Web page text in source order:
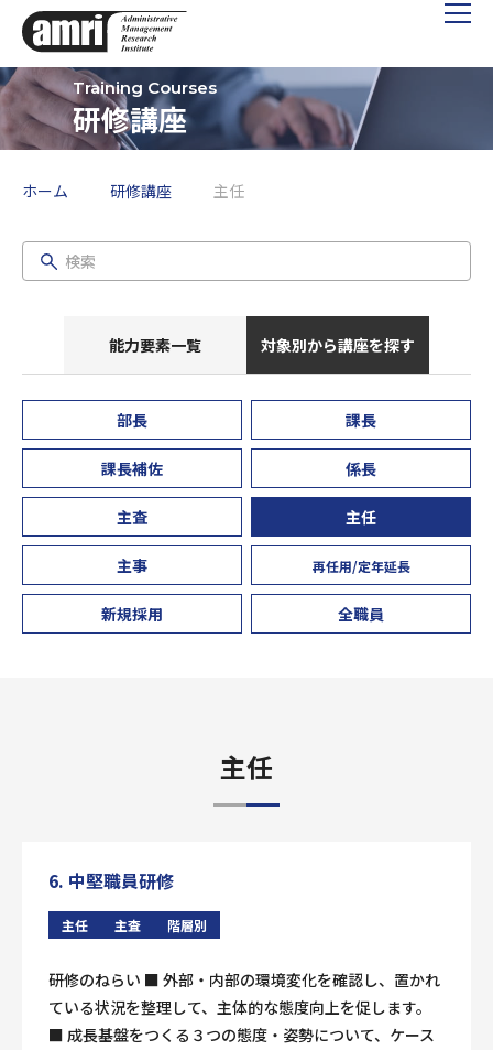
研修講座
ホーム 研修講座 主任
能力要素一覧 対象別から講座を探す
部長 課長
課長補佐 係長
主査 主任
主事 再任用/定年延長
新規採用 全職員
主任
6. 中堅職員研修
主任 主査 階層別
研修のねらい ■ 外部・内部の環境変化を確認し、置かれ
ている状況を整理して、主体的な態度向上を促します。
■ 成長基盤をつくる３つの態度・姿勢について、ケース